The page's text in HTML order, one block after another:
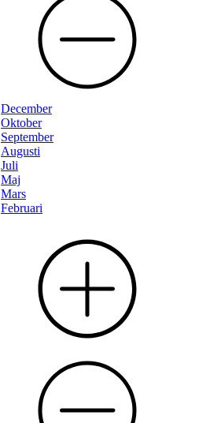
December
Oktober
September
Augusti
Juli
Maj
Mars
Februari